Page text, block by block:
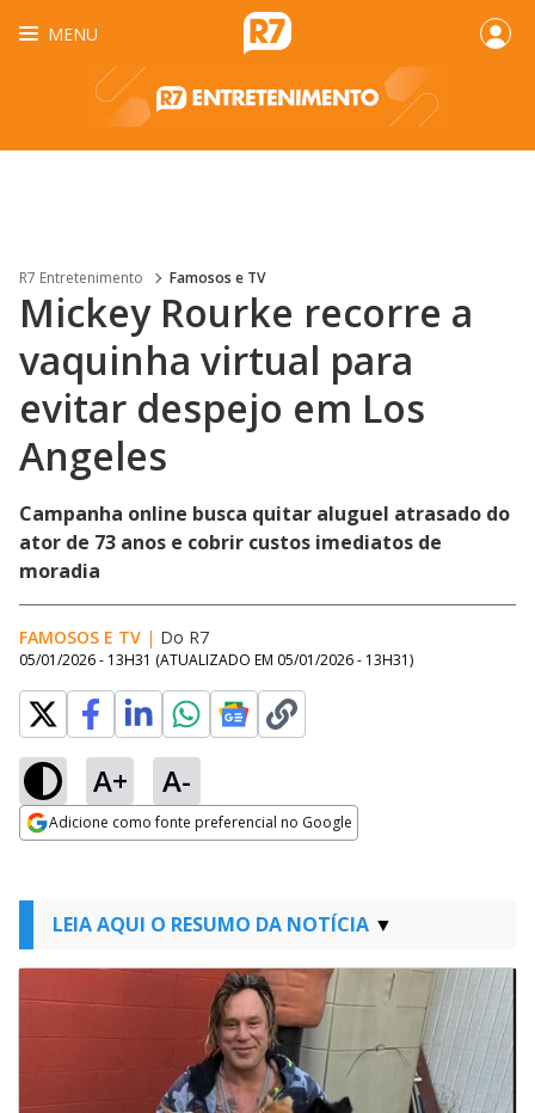
MENU
R7 Entretenimento Famosos e TV
Mickey Rourke recorre a
vaquinha virtual para
evitar despejo em Los
Angeles
Campanha online busca quitar aluguel atrasado do
ator de 73 anos e cobrir custos imediatos de
moradia
FAMOSOS E TV | Do R7
05/01/2026 - 13H31 (ATUALIZADO EM 05/01/2026 - 13H31)
A+ A-
Adicione como fonte preferencial no Google
LEIA AQUI O RESUMO DA NOTÍCIA